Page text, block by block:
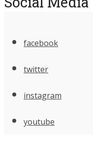
facebook
twitter
instagram
youtube